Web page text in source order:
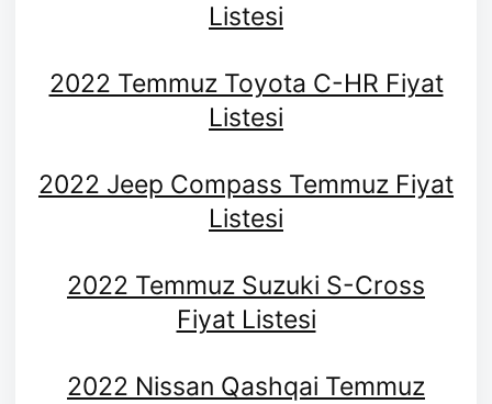
Listesi
2022 Temmuz Toyota C-HR Fiyat
Listesi
2022 Jeep Compass Temmuz Fiyat
Listesi
2022 Temmuz Suzuki S-Cross
Fiyat Listesi
2022 Nissan Qashqai Temmuz